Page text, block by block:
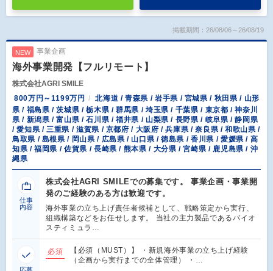
掲載期間：26/08/06～26/08/19
NEW 事業企画
海外事業開発【フルリモート】
株式会社AGRI SMILE
800万円～1199万円
北海道 / 青森県 / 岩手県 / 宮城県 / 秋田県 / 山形
県 / 福島県 / 茨城県 / 栃木県 / 群馬県 / 埼玉県 / 千葉県 / 東京都 / 神奈川
県 / 新潟県 / 富山県 / 石川県 / 福井県 / 山梨県 / 長野県 / 岐阜県 / 静岡県
/ 愛知県 / 三重県 / 滋賀県 / 京都府 / 大阪府 / 兵庫県 / 奈良県 / 和歌山県 /
鳥取県 / 島根県 / 岡山県 / 広島県 / 山口県 / 徳島県 / 香川県 / 愛媛県 / 高
知県 / 福岡県 / 佐賀県 / 長崎県 / 熊本県 / 大分県 / 宮崎県 / 鹿児島県 / 沖
縄県
仕事
内容
株式会社AGRI SMILEでの募集です。 事業企画・事業開
発のご経験のある方は歓迎です。
海外事業の立ち上げ責任者候補として、戦略策定から実行、
組織構築などをお任せします。 当社の主力製品であるバイオ
スティミュラ…
必須
【必須（MUST）】 ・新規海外事業の立ち上げ経験
（企画から実行までの全体管理） ・…